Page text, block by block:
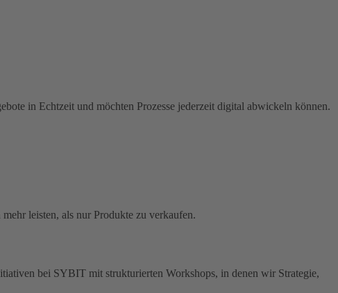
in Echtzeit und möchten Prozesse jederzeit digital abwickeln können.
leisten, als nur Produkte zu verkaufen.
bei SYBIT mit strukturierten Workshops, in denen wir Strategie,